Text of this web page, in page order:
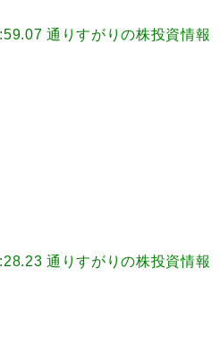
通りすがりの株投資情報
通りすがりの株投資情報